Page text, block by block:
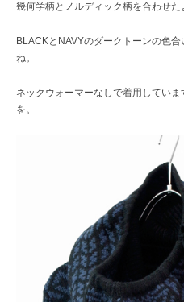
幾何学柄とノルディック柄を合わせた
BLACKとNAVYのダークトーンの色
ね。
ネックウォーマーなしで着用してい
を。